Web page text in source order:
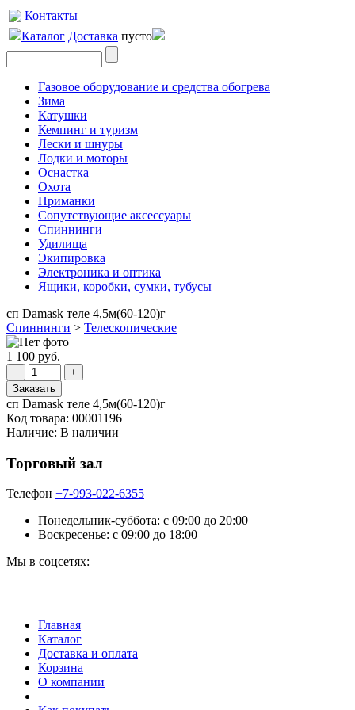
Контакты
Каталог Доставка пусто
Газовое оборудование и средства обогрева
Зима
Катушки
Кемпинг и туризм
Лески и шнуры
Лодки и моторы
Оснастка
Охота
Приманки
Сопутствующие аксессуары
Спиннинги
Удилища
Экипировка
Электроника и оптика
Ящики, коробки, сумки, тубусы
сп Damask теле 4,5м(60-120)г
Спиннинги > Телескопические
1 100 руб.
сп Damask теле 4,5м(60-120)г
Код товара: 00001196
Наличие: В наличии
Торговый зал
Телефон +7-993-022-6355
Понедельник-суббота: c 09:00 до 20:00
Воскресенье: с 09:00 до 18:00
Мы в соцсетях:
Главная
Каталог
Доставка и оплата
Корзина
О компании